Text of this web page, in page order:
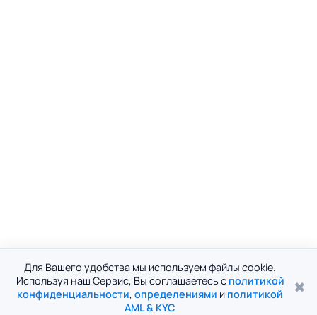
Для Вашего удобства мы используем файлы cookie.
Используя наш Сервис, Вы соглашаетесь с политикой
конфиденциальности, определениями и политикой
AML & KYC
✖